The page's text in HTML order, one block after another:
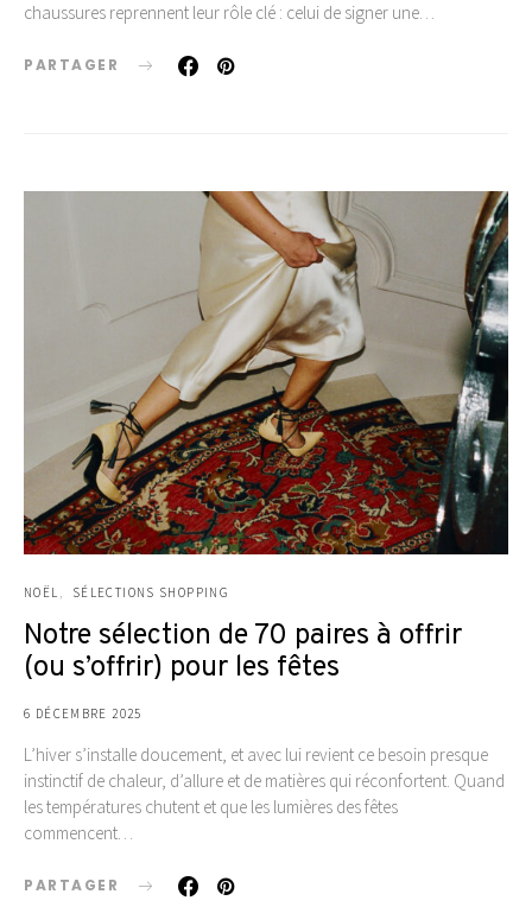
chaussures reprennent leur rôle clé : celui de signer une…
PARTAGER
NOËL SÉLECTIONS SHOPPING
Notre sélection de 70 paires à offrir
(ou s’offrir) pour les fêtes
6 DÉCEMBRE 2025
L’hiver s’installe doucement, et avec lui revient ce besoin presque
instinctif de chaleur, d’allure et de matières qui réconfortent. Quand
les températures chutent et que les lumières des fêtes
commencent…
PARTAGER